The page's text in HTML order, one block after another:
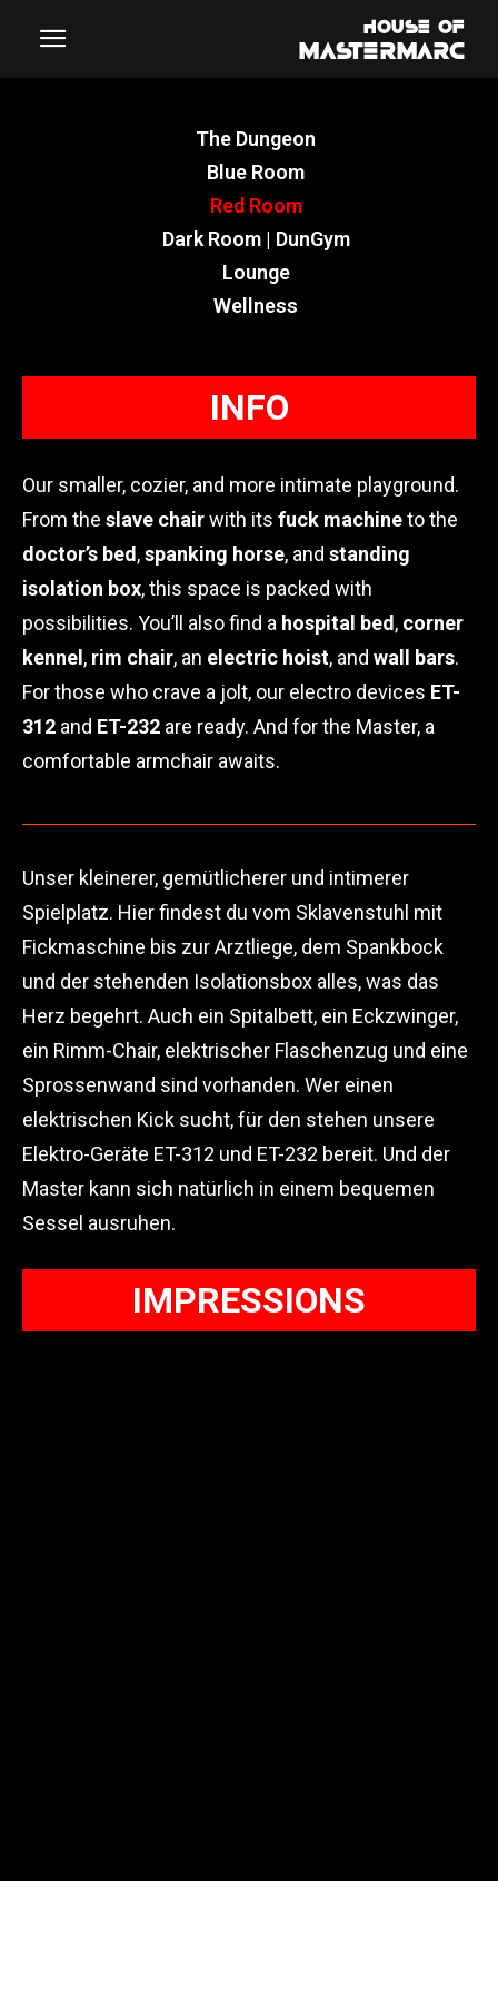
The Dungeon
Blue Room
Red Room
Dark Room | DunGym
Lounge
Wellness
INFO
Our smaller, cozier, and more intimate playground.
From the slave chairwith its fuck machineto the
doctor’s bed ,spanking horse, and standing
isolation box, this space is packed with
possibilities. You’ll also find a hospital bed , corner
kennel , rim chair, an electric hoist, and wall bars.
For those who crave a jolt, our electro devices ET-
312 and ET-232 are ready. And for the Master, a
comfortable armchair awaits.
Unser kleinerer, gemütlicherer und intimerer
Spielplatz. Hier findest du vom Sklavenstuhl mit
Fickmaschine bis zur Arztliege, dem Spankbock
und der stehenden Isolationsbox alles, was das
Herz begehrt. Auch ein Spitalbett, ein Eckzwinger,
ein Rimm-Chair, elektrischer Flaschenzug und eine
Sprossenwand sind vorhanden. Wer einen
elektrischen Kick sucht, für den stehen unsere
Elektro-Geräte ET-312 und ET-232 bereit. Und der
Master kann sich natürlich in einem bequemen
Sessel ausruhen.
IMPRESSIONS